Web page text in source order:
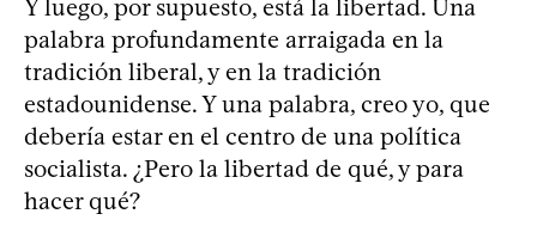
Y luego, por supuesto, está la libertad. Una
palabra profundamente arraigada en la
tradición liberal, y en la tradición
estadounidense. Y una palabra, creo yo, que
debería estar en el centro de una política
socialista. ¿Pero la libertad de qué, y para
hacer qué?